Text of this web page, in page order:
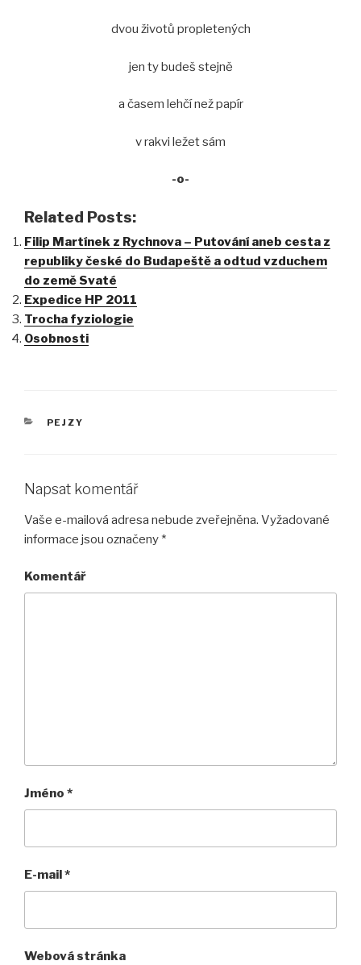
dvou životů propletených
jen ty budeš stejně
a časem lehčí než papír
v rakvi ležet sám
-o-
Related Posts:
Filip Martínek z Rychnova – Putování aneb cesta z
republiky české do Budapeště a odtud vzduchem
do země Svaté
Expedice HP 2011
Trocha fyziologie
Osobnosti
RUBRIKY
PEJZY
Napsat komentář
Vaše e-mailová adresa nebude zveřejněna. Vyžadované
informace jsou označeny *
Komentář
Jméno *
E-mail*
Webová stránka